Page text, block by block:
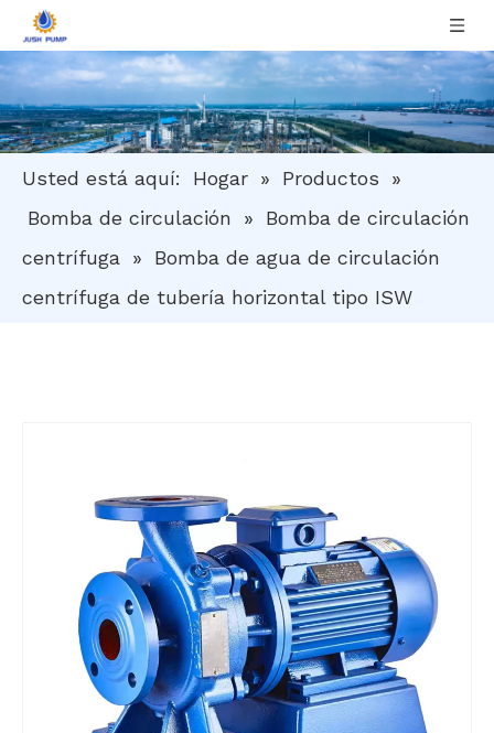
Usted está aquí: Hogar » Productos
»
Bomba de circulación
»
Bomba de circulación
centrífuga »
Bomba de agua de circulación
centrífuga de tubería horizontal tipo ISW